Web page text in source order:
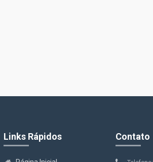
Links Rápidos Contato